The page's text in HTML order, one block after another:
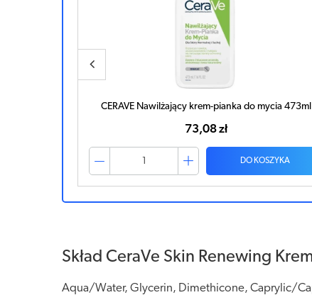
Bepanthen Sensiderm krem 20g
40,33 zł
DO KOSZYKA
Skład CeraVe Skin Renewing
Aqua/Water, Glycerin, Dimethicone, Caprylic/